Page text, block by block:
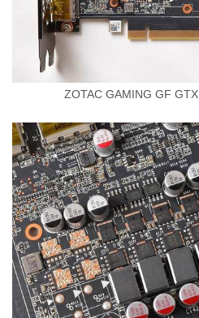
ZOTAC GAMING GF GTX